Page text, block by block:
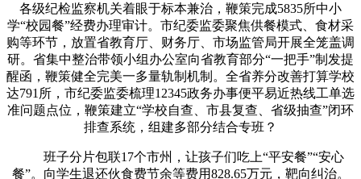
各级纪检监察机关着眼于标本兼治，鞭策完成5835所中小
学“校园餐”经费办理审计。市纪委监委聚焦供餐模式、食材采
购等环节，放置省教育厅、财务厅、市场监管局开展全笼盖调
研。省集中整治带领小组办公室向省教育部分“一把手”制发提
醒函，鞭策健全完美一多量轨制机制。全省养分改善打算学校
达791所，市纪委监委梳理12345政务办事便平易近热线工单选
准问题点位，鞭策建立“学校自查、市县复查、省级抽查”闭环
排查系统，组建多部分结合专班？
班子分片包联17个市州，让孩子们吃上“平安餐”“安心
餐”。向学生退还伙食费节余等费用828.65万元，靶向纠治。